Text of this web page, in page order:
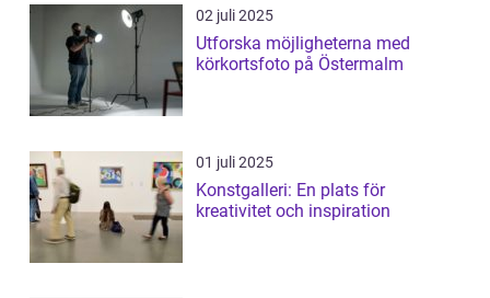
02 juli 2025
Utforska möjligheterna med
körkortsfoto på Östermalm
01 juli 2025
Konstgalleri: En plats för
kreativitet och inspiration